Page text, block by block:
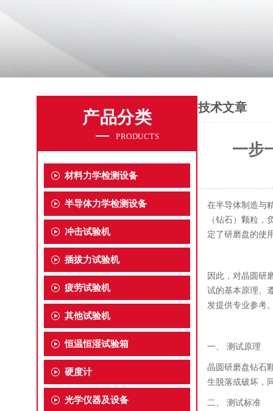
产品分类
PRODUCTS
材料力学检测设备
半导体力学检测设备
冲击试验机
插拔力试验机
疲劳试验机
其他试验机
恒温恒湿试验箱
硬度计
光学仪器及设备
技术文章
一步
在半导体制造与
（钻石）颗粒
定了研磨盘的使
因此，对晶圆研
试的基本原理、
发提供专业参考
一、 测试原理
晶圆研磨盘钻石
生脱落或破坏，
二、 测试标准